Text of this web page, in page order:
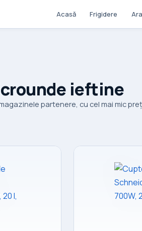
Acasă Frigidere
ieftine
partenere, cu cel mai mic